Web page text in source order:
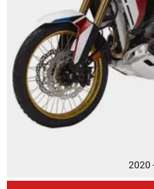
2020